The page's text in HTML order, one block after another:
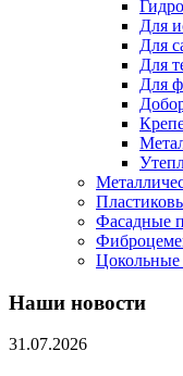
Для
Для
Для
Для
Фасадные
Цокольные
Наши новости
31.07.2026